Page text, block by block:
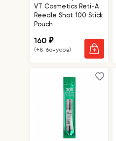
VT Cosmetics Reti-A
Reedle Shot 100 Stick
Pouch
160₽
(+8 бонусов)